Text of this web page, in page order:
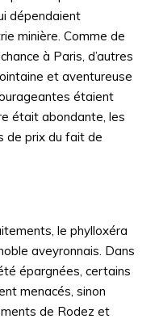
dépendaient
minière. Comme de
à Paris, d’autres
et aventureuse
étaient
était abondante, les
de prix du fait de
le phylloxéra
aveyronnais. Dans
épargnées, certains
menacés, sinon
de Rodez et